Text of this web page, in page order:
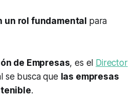
un rol fundamental para
de Empresas, es el Director
se busca que las empresas
.